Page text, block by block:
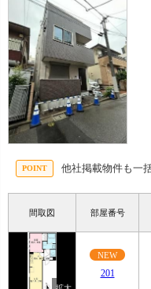
他社掲載物件も一
間取図 部屋番号
NEW
201